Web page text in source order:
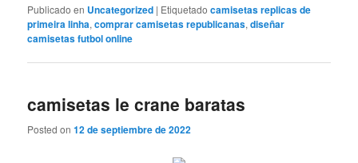
Publicado en Uncategorized | Etiquetado camisetas replicas de
primeira linha,comprar camisetas republicanas,diseñar
camisetas futbol online
camisetas le crane baratas
Posted on12 de septiembre de 2022